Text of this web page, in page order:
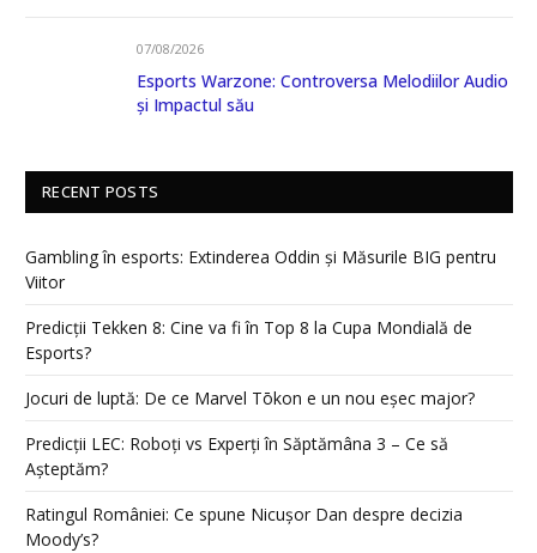
07/08/2026
Esports Warzone: Controversa Melodiilor Audio
și Impactul său
RECENT POSTS
Gambling în esports: Extinderea Oddin și Măsurile BIG pentru
Viitor
Predicții Tekken 8: Cine va fi în Top 8 la Cupa Mondială de
Esports?
Jocuri de luptă: De ce Marvel Tōkon e un nou eșec major?
Predicții LEC: Roboți vs Experți în Săptămâna 3 – Ce să
Așteptăm?
Ratingul României: Ce spune Nicușor Dan despre decizia
Moody’s?